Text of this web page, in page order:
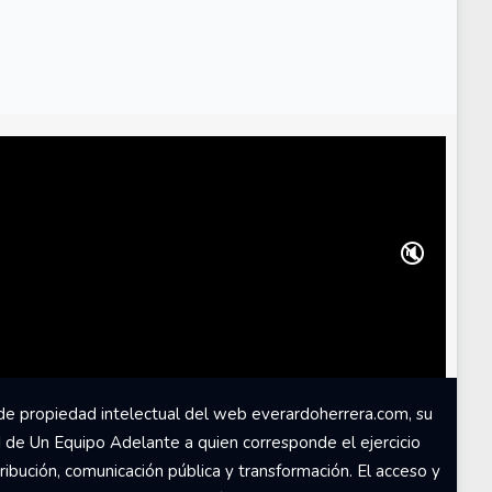
🔇
propiedad intelectual del web everardoherrera.com, su
Un Equipo Adelante a quien corresponde el ejercicio
comunicación pública y transformación. El acceso y